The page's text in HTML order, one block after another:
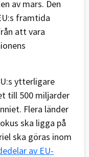
av mars. Den
framtida
att vara
ytterligare
till 500 miljarder
Flera länder
ska ligga på
ska göras inom
av EU-